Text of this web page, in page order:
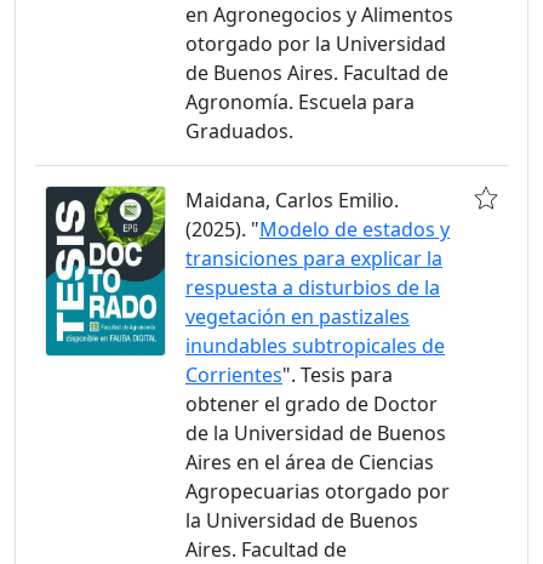
en Agronegocios y Alimentos
otorgado por la Universidad
de Buenos Aires. Facultad de
Agronomía. Escuela para
Graduados.
Maidana, Carlos Emilio.
(2025). "Modelo de estados y
transiciones para explicar la
respuesta a disturbios de la
vegetación en pastizales
inundables subtropicales de
Corrientes". Tesis para
obtener el grado de Doctor
de la Universidad de Buenos
Aires en el área de Ciencias
Agropecuarias otorgado por
la Universidad de Buenos
Aires. Facultad de